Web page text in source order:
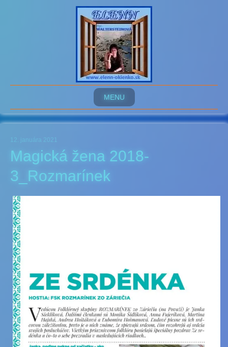
MENU
12. januára 2021
Magická žena 2018-
3_Rozmarínek